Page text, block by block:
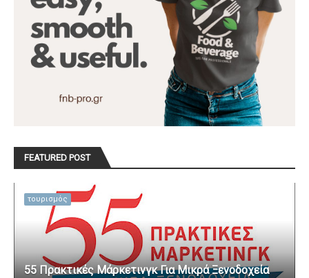
FEATURED POST
τουρισμός
55 Πρακτικές Μάρκετινγκ Για Μικρά Ξενοδοχεία